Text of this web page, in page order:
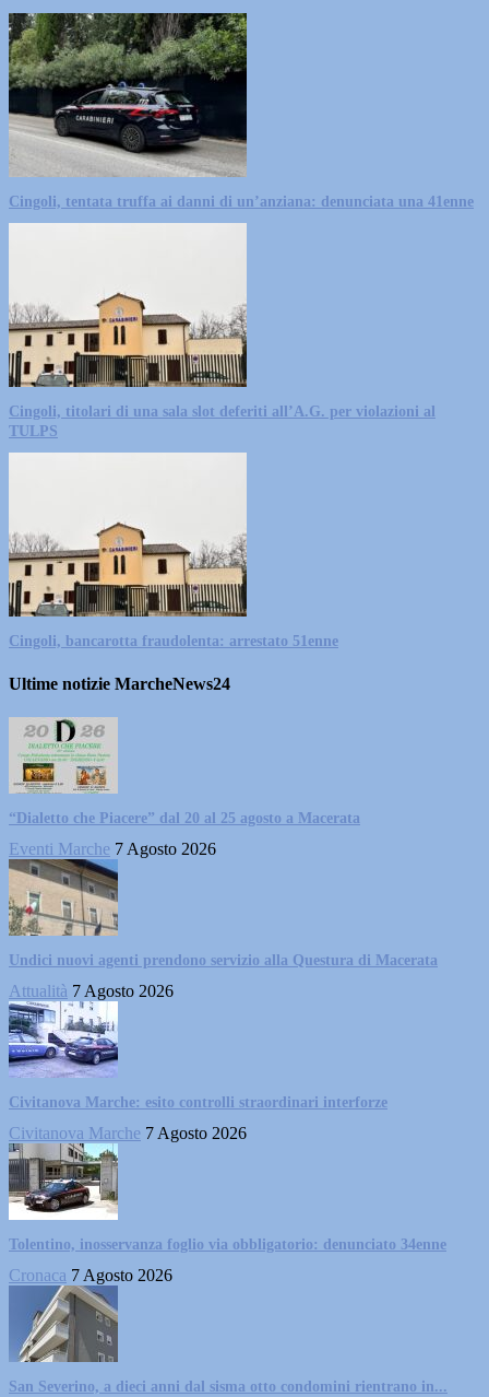
Cingoli, tentata truffa ai danni di un’anziana: denunciata una 41enne
Cingoli, titolari di una sala slot deferiti all’A.G. per violazioni al
TULPS
Cingoli, bancarotta fraudolenta: arrestato 51enne
Ultime notizie MarcheNews24
“Dialetto che Piacere” dal 20 al 25 agosto a Macerata
Eventi Marche 7 Agosto 2026
Undici nuovi agenti prendono servizio alla Questura di Macerata
Attualità 7 Agosto 2026
Civitanova Marche: esito controlli straordinari interforze
Civitanova Marche 7 Agosto 2026
Tolentino, inosservanza foglio via obbligatorio: denunciato 34enne
Cronaca 7 Agosto 2026
San Severino, a dieci anni dal sisma otto condomini rientrano in...